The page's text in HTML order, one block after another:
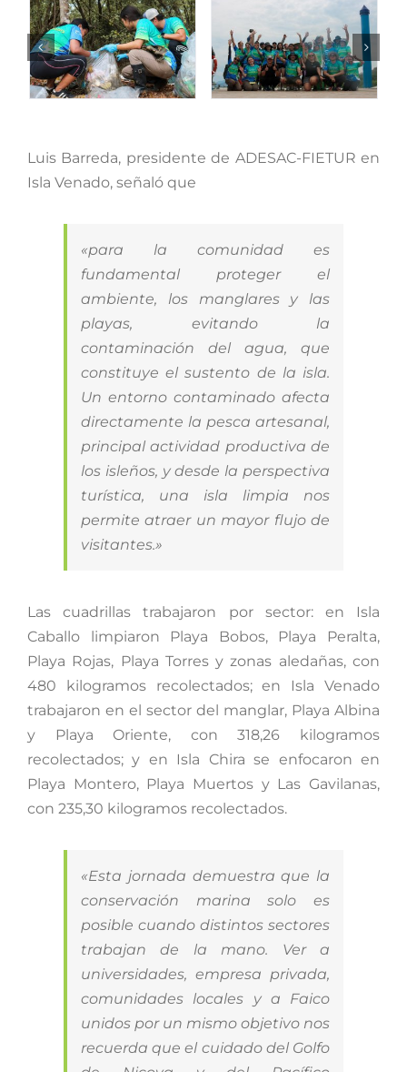
Luis Barreda, presidente de ADESAC-FIETUR en
Isla Venado, señaló que
«para la comunidad es
fundamental proteger el
ambiente, los manglares y las
playas, evitando la
contaminación del agua, que
constituye el sustento de la isla.
Un entorno contaminado afecta
directamente la pesca artesanal,
principal actividad productiva de
los isleños, y desde la perspectiva
turística, una isla limpia nos
permite atraer un mayor flujo de
visitantes.»
Las cuadrillas trabajaron por sector: en Isla
Caballo limpiaron Playa Bobos, Playa Peralta,
Playa Rojas, Playa Torres y zonas aledañas, con
480 kilogramos recolectados; en Isla Venado
trabajaron en el sector del manglar, Playa Albina
y Playa Oriente, con 318,26 kilogramos
recolectados; y en Isla Chira se enfocaron en
Playa Montero, Playa Muertos y Las Gavilanas,
con 235,30 kilogramos recolectados.
«Esta jornada demuestra que la
conservación marina solo es
posible cuando distintos sectores
trabajan de la mano. Ver a
universidades, empresa privada,
comunidades locales y a Faico
unidos por un mismo objetivo nos
recuerda que el cuidado del Golfo